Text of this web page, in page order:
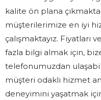
kalite ön plana
müşterilerimize en iyi
çalışmaktayız. Fiyatları
fazla bilgi almak için,
telefonumuzdan
müşteri odaklı hizmet
deneyimini yaşatmak